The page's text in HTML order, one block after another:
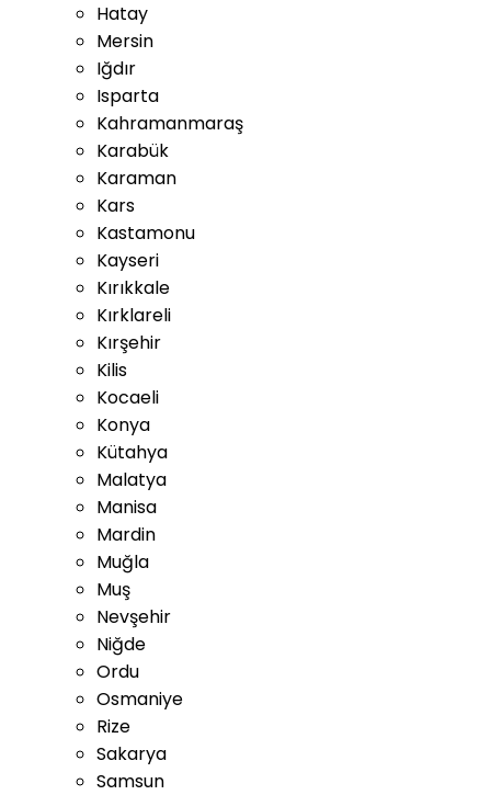
Hatay
Mersin
Iğdır
Isparta
Kahramanmaraş
Karabük
Karaman
Kars
Kastamonu
Kayseri
Kırıkkale
Kırklareli
Kırşehir
Kilis
Kocaeli
Konya
Kütahya
Malatya
Manisa
Mardin
Muğla
Muş
Nevşehir
Niğde
Ordu
Osmaniye
Rize
Sakarya
Samsun